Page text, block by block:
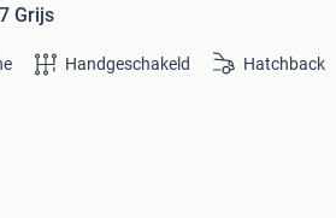
Grijs
Handgeschakeld Hatchback